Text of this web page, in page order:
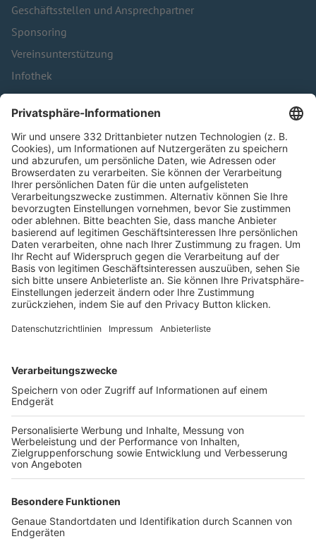
Geschäftsstellen und Ansprechpartner
Sponsoring
Vereinsunterstützung
Infothek
Kontakt
HÄUFIG BESUCHTE SEITEN
Pässe und Vereinswechsel
Trainerausbildung
Schulungsangebot Vereinsmitarbeiter
BFV-Geschäftsstellen
Trainerbörse
Login SpielPlus
FOLGE DEM BFV
TOP-VEREINE
TOP-PARTNER